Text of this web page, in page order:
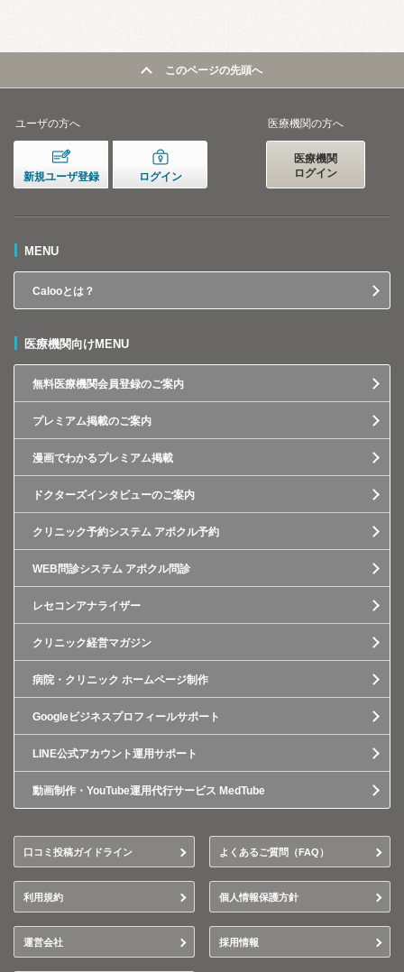
このページの先頭へ
ユーザの方へ
新規ユーザ登録 ログイン
医療機関の方へ
医療機関
ログイン
MENU
Calooとは？
医療機関向けMENU
無料医療機関会員登録のご案内
プレミアム掲載のご案内
漫画でわかるプレミアム掲載
ドクターズインタビューのご案内
クリニック予約システム アポクル予約
WEB問診システム アポクル問診
レセコンアナライザー
クリニック経営マガジン
病院・クリニック ホームページ制作
Googleビジネスプロフィールサポート
LINE公式アカウント運用サポート
動画制作・YouTube運用代行サービス MedTube
口コミ投稿ガイドライン よくあるご質問（FAQ）
利用規約 個人情報保護方針
運営会社 採用情報